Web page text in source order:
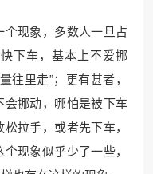
现象，多数人一旦占
下车，基本上不爱挪
往里走”；更有甚者，
挪动，哪怕是被下车
拉手，或者先下车，
现象似乎少了一些，